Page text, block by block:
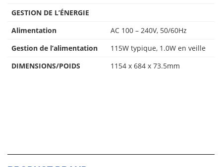
GESTION DE L’ÉNERGIE
Alimentation
AC 100 – 240V, 50/60Hz
Gestion de l’alimentation
115W typique, 1.0W en veille
DIMENSIONS/POIDS
1154 x 684 x 73.5mm